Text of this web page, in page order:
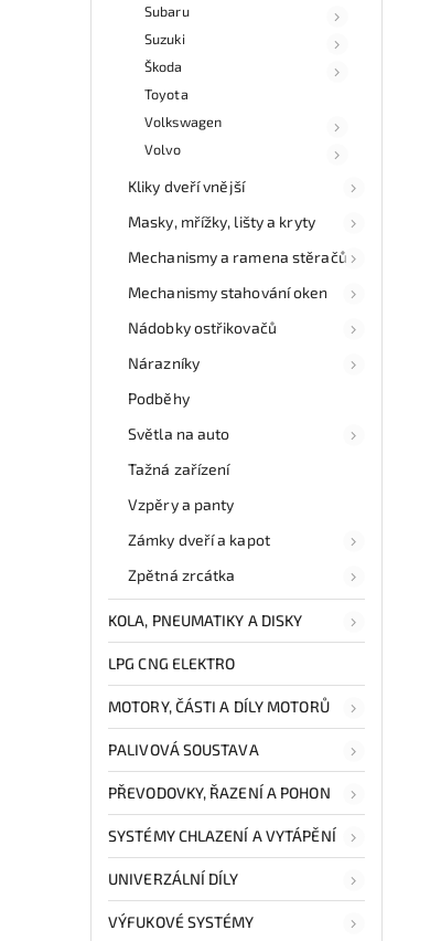
Subaru
Suzuki
Škoda
Toyota
Volkswagen
Volvo
Kliky dveří vnější
Masky, mřížky, lišty a kryty
Mechanismy a ramena stěračů
Mechanismy stahování oken
Nádobky ostřikovačů
Nárazníky
Podběhy
Světla na auto
Tažná zařízení
Vzpěry a panty
Zámky dveří a kapot
Zpětná zrcátka
KOLA, PNEUMATIKY A DISKY
LPG CNG ELEKTRO
MOTORY, ČÁSTI A DÍLY MOTORŮ
PALIVOVÁ SOUSTAVA
PŘEVODOVKY, ŘAZENÍ A POHON
SYSTÉMY CHLAZENÍ A VYTÁPĚNÍ
UNIVERZÁLNÍ DÍLY
VÝFUKOVÉ SYSTÉMY